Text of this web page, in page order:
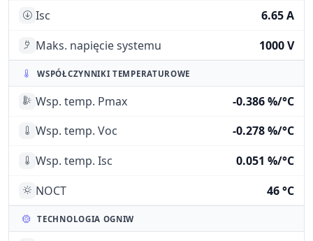
Isc
6.65 A
Maks. napięcie systemu
1000 V
WSPÓŁCZYNNIKI TEMPERATUROWE
Wsp. temp. Pmax
-0.386 %/°C
Wsp. temp. Voc
-0.278 %/°C
Wsp. temp. Isc
0.051 %/°C
NOCT
46 °C
TECHNOLOGIA OGNIW